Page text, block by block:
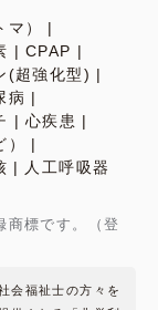
）
CPAP
(超強化型)
病
心疾患
人工呼吸器
商標です。（登
会福祉士の方々を